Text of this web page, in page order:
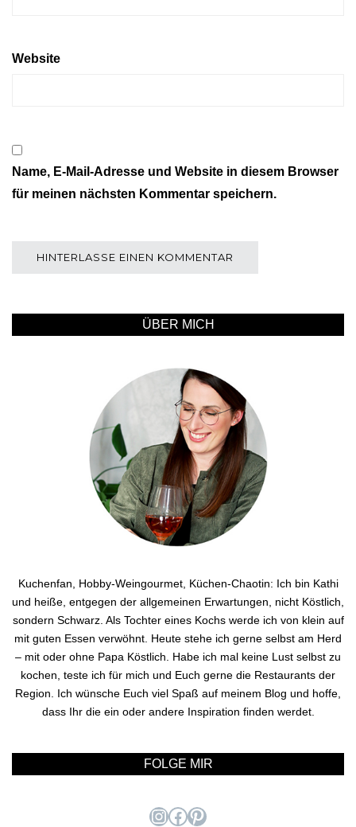
Website
Name, E-Mail-Adresse und Website in diesem Browser
für meinen nächsten Kommentar speichern.
ÜBER MICH
Kuchenfan, Hobby-Weingourmet, Küchen-Chaotin: Ich bin Kathi
und heiße, entgegen der allgemeinen Erwartungen, nicht Köstlich,
sondern Schwarz. Als Tochter eines Kochs werde ich von klein auf
mit guten Essen verwöhnt. Heute stehe ich gerne selbst am Herd
– mit oder ohne Papa Köstlich. Habe ich mal keine Lust selbst zu
kochen, teste ich für mich und Euch gerne die Restaurants der
Region. Ich wünsche Euch viel Spaß auf meinem Blog und hoffe,
dass Ihr die ein oder andere Inspiration finden werdet.
FOLGE MIR
Instagram
Facebook
Pinterest